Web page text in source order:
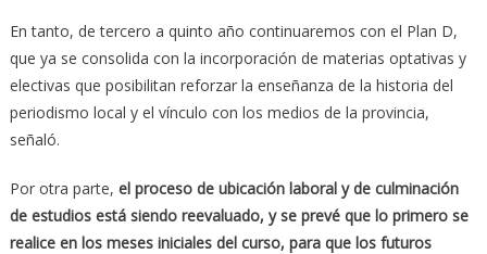
En tanto, de tercero a quinto año continuaremos con el Plan D,
que ya se consolida con la incorporación de materias optativas y
electivas que posibilitan reforzar la enseñanza de la historia del
periodismo local y el vínculo con los medios de la provincia,
señaló.
Por otra parte, el proceso de ubicación laboral y de culminación
de estudios está siendo reevaluado, y se prevé que lo primero se
realice en los meses iniciales del curso, para que los futuros